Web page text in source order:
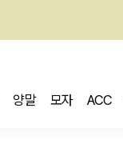
양말 모자 ACC